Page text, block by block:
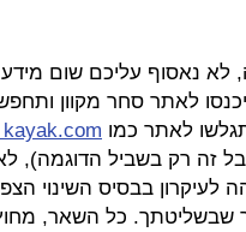
לא נאסוף עליכם שום
לאתר סחר מקוון
לאתר כמו kayak.com
זה רק בשביל הדוגמה), לא
לעיקרון בבסיס השינוי
שבשליטתך. כל השאר,